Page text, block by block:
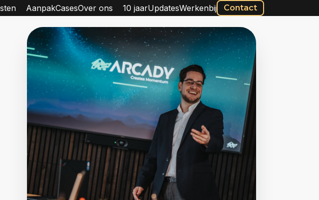
AanpakCasesOver ons 10 jaarUpdatesWerkenbij Contact